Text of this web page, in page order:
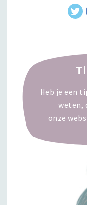
Heb je een
weten,
onze